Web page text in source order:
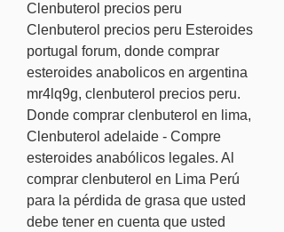
Clenbuterol precios peru
Clenbuterol precios peru Esteroides
portugal forum, donde comprar
esteroides anabolicos en argentina
mr4lq9g, clenbuterol precios peru.
Donde comprar clenbuterol en lima,
Clenbuterol adelaide - Compre
esteroides anabólicos legales. Al
comprar clenbuterol en Lima Perú
para la pérdida de grasa que usted
debe tener en cuenta que usted